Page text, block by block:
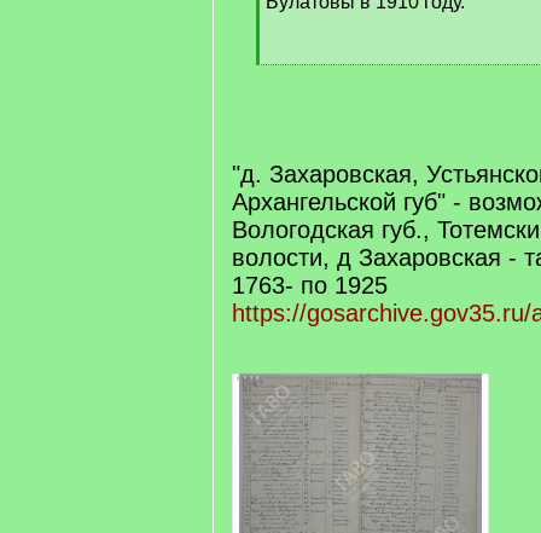
[
"д. Захаровская,
Архангельской губ" -
Вологодская губ.,
волости, д Захаровская -
1763- по 1925
https://gosarchive.gov35.ru/